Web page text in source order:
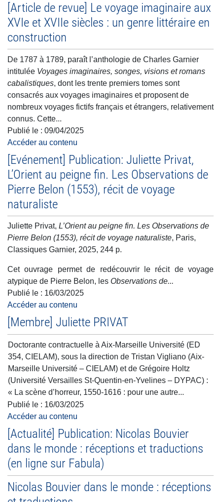
[Article de revue] Le voyage imaginaire aux
XVIe et XVIIe siècles : un genre littéraire en
construction
De 1787 à 1789, paraît l’anthologie de Charles Garnier
intitulée Voyages imaginaires, songes, visions et romans
cabalistiques, dont les trente premiers tomes sont
consacrés aux voyages imaginaires et proposent de
nombreux voyages fictifs français et étrangers, relativement
connus. Cette...
Publié le : 09/04/2025
Accéder au contenu
[Evénement] Publication: Juliette Privat,
L’Orient au peigne fin. Les Observations de
Pierre Belon (1553), récit de voyage
naturaliste
Juliette Privat, L’Orient au peigne fin. Les Observations de
Pierre Belon (1553), récit de voyage naturaliste, Paris,
Classiques Garnier, 2025, 244 p.
Cet ouvrage permet de redécouvrir le récit de voyage
atypique de Pierre Belon, les Observations de...
Publié le : 16/03/2025
Accéder au contenu
[Membre] Juliette PRIVAT
Doctorante contractuelle à Aix-Marseille Université (ED
354, CIELAM), sous la direction de Tristan Vigliano (Aix-
Marseille Université – CIELAM) et de Grégoire Holtz
(Université Versailles St-Quentin-en-Yvelines – DYPAC) :
« La scène d’horreur, 1550-1616 : pour une autre...
Publié le : 16/03/2025
Accéder au contenu
[Actualité] Publication: Nicolas Bouvier
dans le monde : réceptions et traductions
(en ligne sur Fabula)
Nicolas Bouvier dans le monde : réceptions